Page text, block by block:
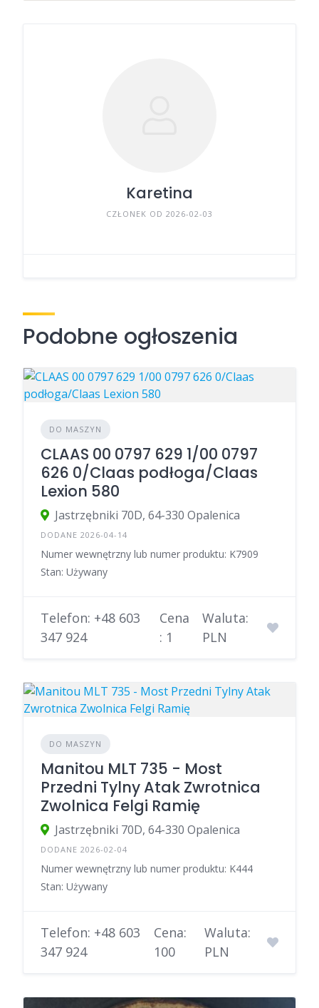
Karetina
CZŁONEK OD 2026-02-03
Podobne ogłoszenia
DO MASZYN
CLAAS 00 0797 629 1/00 0797
626 0/Claas podłoga/Claas
Lexion 580
Jastrzębniki 70D, 64-330 Opalenica
DODANE 2026-04-14
Numer wewnętrzny lub numer produktu: K7909
Stan: Używany
Telefon: +48 603
347 924
Cena
: 1
Waluta:
PLN
DO MASZYN
Manitou MLT 735 - Most
Przedni Tylny Atak Zwrotnica
Zwolnica Felgi Ramię
Jastrzębniki 70D, 64-330 Opalenica
DODANE 2026-02-04
Numer wewnętrzny lub numer produktu: K444
Stan: Używany
Telefon: +48 603
347 924
Cena:
100
Waluta:
PLN